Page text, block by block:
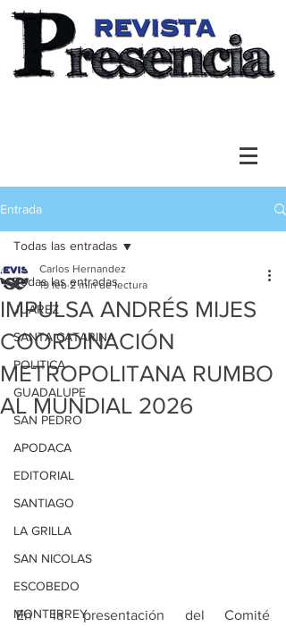
Entrada
Todas las entradas
JUAREZ
SANTA CATARINA
POLITICA
GUADALUPE
SAN PEDRO
APODACA
EDITORIAL
SANTIAGO
LA GRILLA
SAN NICOLAS
ESCOBEDO
MONTERREY
Todas las entradas
IMPULSA ANDRÉS MIJES
COORDINACIÓN
METROPOLITANA RUMBO
AL MUNDIAL 2026
Carlos Hernandez
19 feb 2 min de lectura
En la presentación del Comité